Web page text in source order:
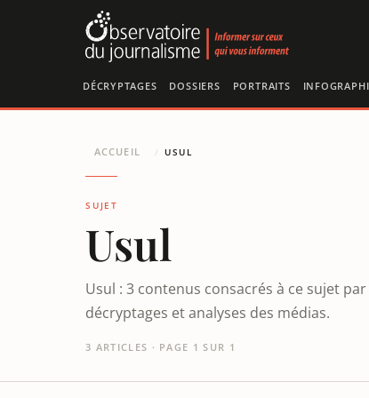
DÉCRYPTAGES DOSSIERS PORTRAITS
ACCUEIL / USUL
SUJET
Usul
Usul : 3 contenus consacrés à ce sujet
décryptages et analyses des médias.
3 ARTICLES · PAGE 1 SUR 1
Panneau de gestion des cookies